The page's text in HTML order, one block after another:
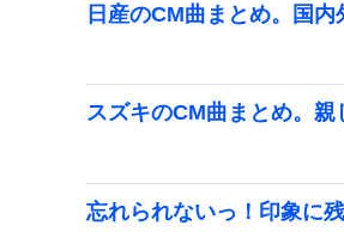
日産のCM曲まとめ。国
スズキのCM曲まとめ。
忘れられないっ！印象に